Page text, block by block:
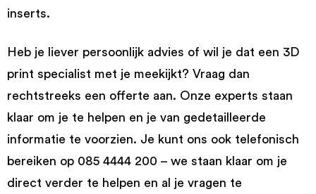
inserts.
Heb je liever persoonlijk advies of wil je dat een 3D
print specialist met je meekijkt? Vraag dan
rechtstreeks een offerte aan. Onze experts staan
klaar om je te helpen en je van gedetailleerde
informatie te voorzien. Je kunt ons ook telefonisch
bereiken op 085 4444 200 – we staan klaar om je
direct verder te helpen en al je vragen te